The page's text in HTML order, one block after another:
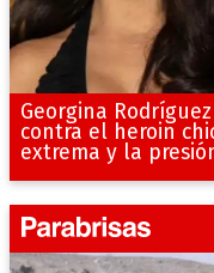
Georgina
contra el heroin
extrema y la